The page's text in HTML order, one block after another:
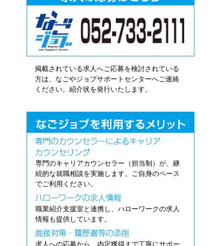
掲載されている求人へご応募を検討されている
方は、なごやジョブサポートセンターへご連絡
ください。紹介状を発行いたします。
専門のキャリアカウンセラー（担当制）が、継
続的な就職相談を実施します。ご自身のペース
でご利用ください。
職業紹介支援室と連携し、ハローワークの求人
情報も提供しています。
求人への応募から、内定獲得まで丁寧にサポー